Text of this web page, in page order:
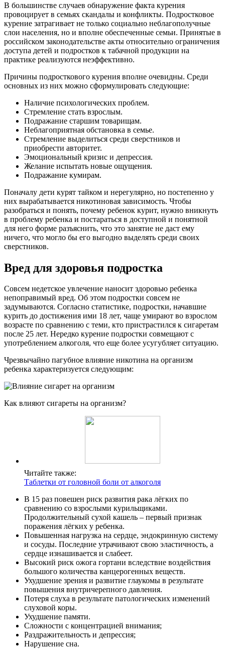
В большинстве случаев обнаружение факта курения
провоцирует в семьях скандалы и конфликты. Подростковое
курение затрагивает не только социально неблагополучные
слои населения, но и вполне обеспеченные семьи. Принятые в
российском законодательстве акты относительно ограничения
доступа детей и подростков к табачной продукции на
практике реализуются неэффективно.
Причины подросткового курения вполне очевидны. Среди
основных из них можно сформулировать следующие:
Наличие психологических проблем.
Стремление стать взрослым.
Подражание старшим товарищам.
Неблагоприятная обстановка в семье.
Стремление выделиться среди сверстников и
приобрести авторитет.
Эмоциональный кризис и депрессия.
Желание испытать новые ощущения.
Подражание кумирам.
Поначалу дети курят тайком и нерегулярно, но постепенно у
них вырабатывается никотиновая зависимость. Чтобы
разобраться и понять, почему ребенок курит, нужно вникнуть
в проблему ребенка и постараться в доступной и понятной
для него форме разъяснить, что это занятие не даст ему
ничего, что могло бы его выгодно выделять среди своих
сверстников.
Вред для здоровья подростка
Совсем недетское увлечение наносит здоровью ребенка
непоправимый вред. Об этом подростки совсем не
задумываются. Согласно статистике, подростки, начавшие
курить до достижения ими 18 лет, чаще умирают во взрослом
возрасте по сравнению с теми, кто пристрастился к сигаретам
после 25 лет. Нередко курение подростки совмещают с
употреблением алкоголя, что еще более усугубляет ситуацию.
Чрезвычайно пагубное влияние никотина на организм
ребенка характеризуется следующим:
Как влияют сигареты на организм?
Читайте также:
Таблетки от головной боли от алкоголя
В 15 раз повешен риск развития рака лёгких по
сравнению со взрослыми курильщиками.
Продолжительный сухой кашель – первый признак
поражения лёгких у ребенка.
Повышенная нагрузка на сердце, эндокринную систему
и сосуды. Последние утрачивают свою эластичность, а
сердце изнашивается и слабеет.
Высокий риск ожога гортани вследствие воздействия
большого количества канцерогенных веществ.
Ухудшение зрения и развитие глаукомы в результате
повышения внутричерепного давления.
Потеря слуха в результате патологических изменений
слуховой коры.
Ухудшение памяти.
Сложности с концентрацией внимания;
Раздражительность и депрессия;
Нарушение сна.